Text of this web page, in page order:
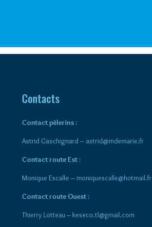
Contacts
Contact pèlerins :
Astrid Gaschignard – astrid@mdemarie.fr
Contact route Est :
Monique Escalle – moniquescalle@hotmail.fr
Contact route Ouest :
Thierry Lotteau – keseco.tl@gmail.com